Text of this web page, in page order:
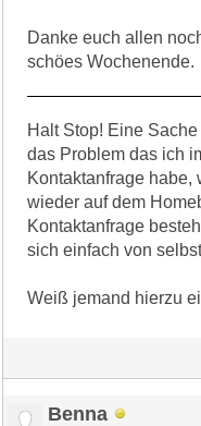
Danke euch allen
schöes Wochenende.
Halt Stop! Eine
das Problem das ich
Kontaktanfrage habe,
wieder auf dem
Kontaktanfrage
sich einfach von
Weiß jemand hierzu
Benna